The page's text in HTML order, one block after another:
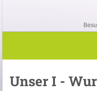
Unser I -